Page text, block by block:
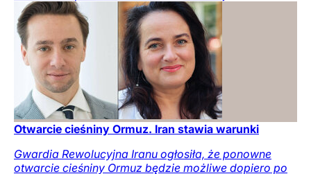
Otwarcie cieśniny Ormuz. Iran stawia warunki
Gwardia Rewolucyjna Iranu ogłosiła, że ponowne
otwarcie cieśniny Ormuz będzie możliwe dopiero po